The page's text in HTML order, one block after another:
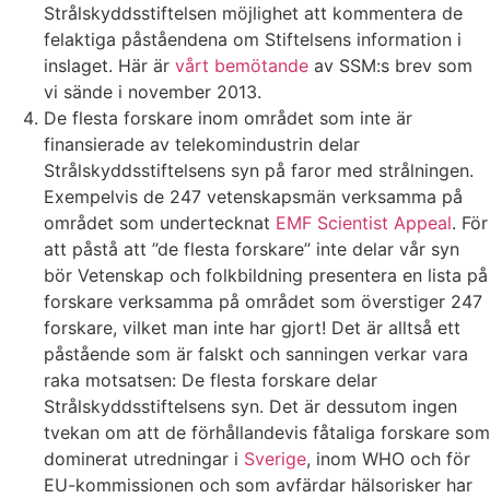
Strålskyddsstiftelsen möjlighet att kommentera de
felaktiga påståendena om Stiftelsens information i
inslaget. Här är vårt bemötande av SSM:s brev som
vi sände i november 2013.
De flesta forskare inom området som inte är
finansierade av telekomindustrin delar
Strålskyddsstiftelsens syn på faror med strålningen.
Exempelvis de 247 vetenskapsmän verksamma på
området som undertecknat EMF Scientist Appeal. För
att påstå att ”de flesta forskare” inte delar vår syn
bör Vetenskap och folkbildning presentera en lista på
forskare verksamma på området som överstiger 247
forskare, vilket man inte har gjort! Det är alltså ett
påstående som är falskt och sanningen verkar vara
raka motsatsen: De flesta forskare delar
Strålskyddsstiftelsens syn. Det är dessutom ingen
tvekan om att de förhållandevis fåtaliga forskare som
dominerat utredningar i Sverige, inom WHO och för
EU-kommissionen och som avfärdar hälsorisker har